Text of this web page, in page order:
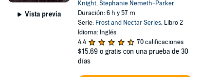
Vista previa
Knight,Stephanie Nemeth-Parker
Duración: 6 h y 57 m
Serie: Frost and Nectar Series, Libro 2
Idioma: Inglés
4.4
70 calificaciones
$15.69 o gratis con una prueba de 30
días